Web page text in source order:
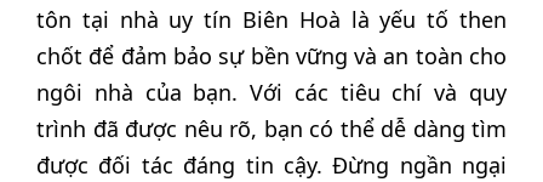
tôn tại nhà uy tín Biên Hoà là yếu tố then
chốt để đảm bảo sự bền vững và an toàn cho
ngôi nhà của bạn. Với các tiêu chí và quy
trình đã được nêu rõ, bạn có thể dễ dàng tìm
được đối tác đáng tin cậy. Đừng ngần ngại